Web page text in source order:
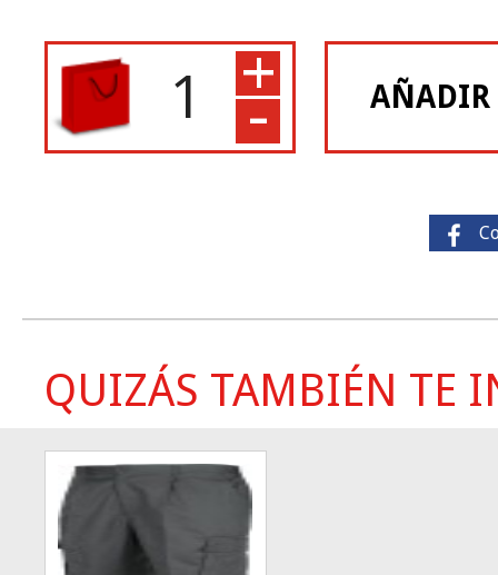
AÑADIR
+
-
QUIZÁS TAMBIÉN TE